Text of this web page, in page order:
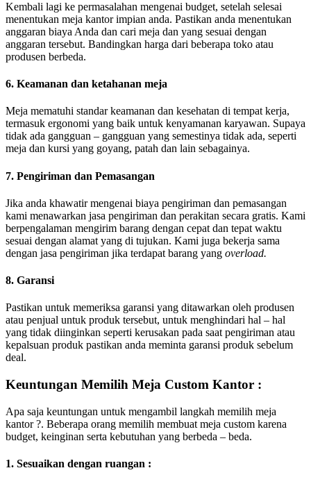
Kembali lagi ke permasalahan mengenai budget, setelah selesai
menentukan meja kantor impian anda. Pastikan anda menentukan
anggaran biaya Anda dan cari meja dan yang sesuai dengan
anggaran tersebut. Bandingkan harga dari beberapa toko atau
produsen berbeda.
6. Keamanan dan ketahanan meja
Meja mematuhi standar keamanan dan kesehatan di tempat kerja,
termasuk ergonomi yang baik untuk kenyamanan karyawan. Supaya
tidak ada gangguan – gangguan yang semestinya tidak ada, seperti
meja dan kursi yang goyang, patah dan lain sebagainya.
7. Pengiriman dan Pemasangan
Jika anda khawatir mengenai biaya pengiriman dan pemasangan
kami menawarkan jasa pengiriman dan perakitan secara gratis. Kami
berpengalaman mengirim barang dengan cepat dan tepat waktu
sesuai dengan alamat yang di tujukan. Kami juga bekerja sama
dengan jasa pengiriman jika terdapat barang yang overload.
8. Garansi
Pastikan untuk memeriksa garansi yang ditawarkan oleh produsen
atau penjual untuk produk tersebut, untuk menghindari hal – hal
yang tidak diinginkan seperti kerusakan pada saat pengiriman atau
kepalsuan produk pastikan anda meminta garansi produk sebelum
deal.
Keuntungan Memilih Meja Custom Kantor :
Apa saja keuntungan untuk mengambil langkah memilih meja
kantor ?. Beberapa orang memilih membuat meja custom karena
budget, keinginan serta kebutuhan yang berbeda – beda.
1. Sesuaikan dengan ruangan :